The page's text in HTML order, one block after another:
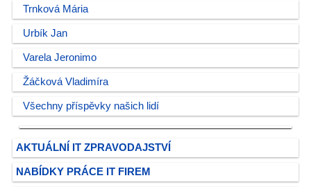
Trnková Mária
Urbík Jan
Varela Jeronimo
Žáčková Vladimíra
Všechny příspěvky našich lidí
AKTUÁLNÍ IT ZPRAVODAJSTVÍ
NABÍDKY PRÁCE IT FIREM